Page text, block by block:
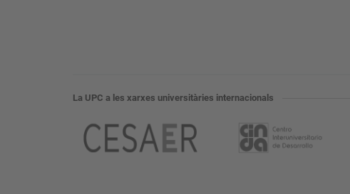
La UPC a les xarxes universitàries internacionals